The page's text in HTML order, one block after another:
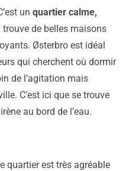
un quartier calme,
trouve de belles maisons
Østerbro est idéal
qui cherchent où dormir
de l’agitation mais
C’est ici que se trouve
au bord de l’eau.
quartier est très agréable